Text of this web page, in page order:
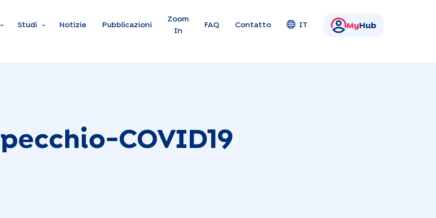
Skip to main content
Studi Notizie Pubblicazioni
Zoom
In
FAQ Contatto IT My Hub
COVID19